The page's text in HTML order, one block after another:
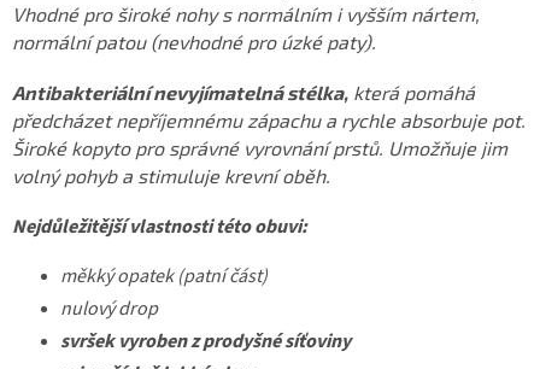
Vhodné pro široké nohy s normálním i vyšším nártem,
normální patou (nevhodné pro úzké paty).
Antibakteriální nevyjímatelná stélka, která pomáhá
předcházet nepříjemnému zápachu a rychle absorbuje pot.
Široké kopyto pro správné vyrovnání prstů. Umožňuje jim
volný pohyb a stimuluje krevní oběh.
Nejdůležitější vlastnosti této obuvi:
měkký opatek (patní část)
nulový drop
svršek vyroben z prodyšné síťoviny